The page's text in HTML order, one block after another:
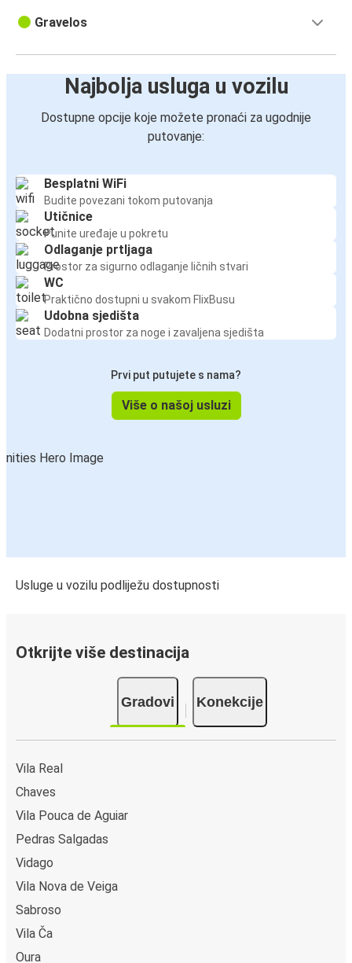
Gravelos
Najbolja usluga u vozilu
Dostupne opcije koje možete pronaći za ugodnije
putovanje:
Besplatni WiFi
Budite povezani tokom putovanja
Utičnice
Punite uređaje u pokretu
Odlaganje prtljaga
Prostor za sigurno odlaganje ličnih stvari
WC
Praktično dostupni u svakom FlixBusu
Udobna sjedišta
Dodatni prostor za noge i zavaljena sjedišta
Prvi put putujete s nama?
Više o našoj usluzi
Usluge u vozilu podliježu dostupnosti
Otkrijte više destinacija
Gradovi Konekcije
Vila Real
Chaves
Vila Pouca de Aguiar
Pedras Salgadas
Vidago
Vila Nova de Veiga
Sabroso
Vila Ča
Oura